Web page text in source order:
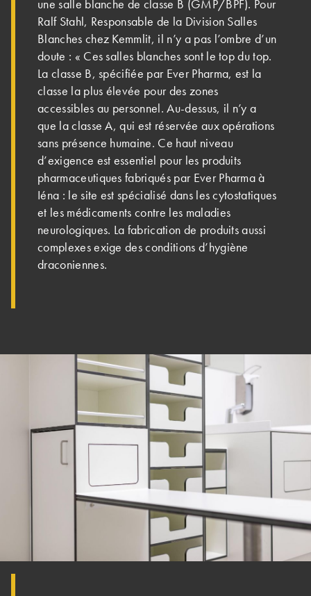
une salle blanche de classe B (GMP/BPF). Pour
Ralf Stahl, Responsable de la Division Salles
Blanches chez Kemmlit, il n’y a pas l’ombre d’un
doute : « Ces salles blanches sont le top du top.
La classe B, spécifiée par Ever Pharma, est la
classe la plus élevée pour des zones
accessibles au personnel. Au-dessus, il n’y a
que la classe A, qui est réservée aux opérations
sans présence humaine. Ce haut niveau
d’exigence est essentiel pour les produits
pharmaceutiques fabriqués par Ever Pharma à
Iéna : le site est spécialisé dans les cytostatiques
et les médicaments contre les maladies
neurologiques. La fabrication de produits aussi
complexes exige des conditions d’hygiène
draconiennes.